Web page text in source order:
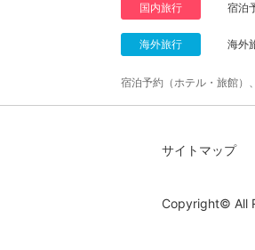
国内旅行 宿泊
海外旅行 海外
宿泊予約（ホテル・旅館）
サイトマップ
Copyright© All